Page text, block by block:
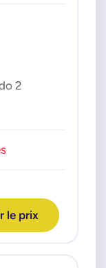
le prix
2